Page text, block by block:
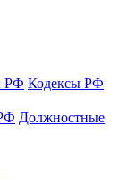
РФ Кодексы РФ
Должностные